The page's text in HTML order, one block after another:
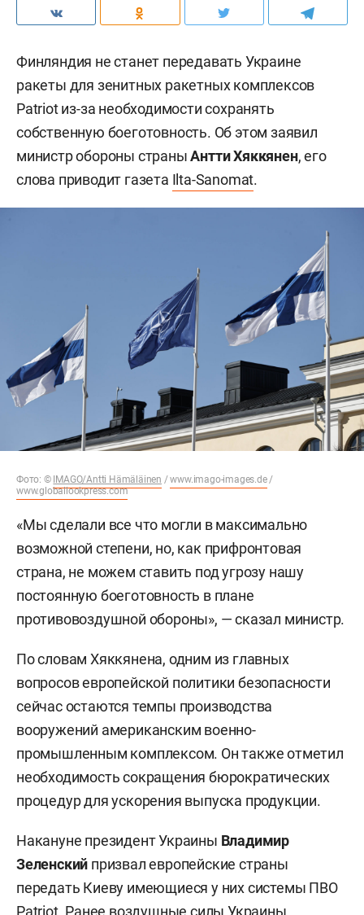
Финляндия не станет передавать Украине
ракеты для зенитных ракетных комплексов
Patriot из-за необходимости сохранять
собственную боеготовность. Об этом заявил
министр обороны страныАнтти Хяккянен, его
слова приводит газета Ilta-Sanomat.
Фото: © IMAGO/Antti Hämäläinen /www.imago-images.de/
www.globallookpress.com
«Мы сделали все что могли в максимально
возможной степени, но, как прифронтовая
страна, не можем ставить под угрозу нашу
постоянную боеготовность в плане
противовоздушной обороны», — сказал министр.
По словам Хяккянена, одним из главных
вопросов европейской политики безопасности
сейчас остаются темпы производства
вооружений американским военно-
промышленным комплексом. Он также отметил
необходимость сокращения бюрократических
процедур для ускорения выпуска продукции.
Накануне президент Украины Владимир
Зеленский призвал европейские страны
передать Киеву имеющиеся у них системы ПВО
Patriot. Ранее воздушные силы Украины